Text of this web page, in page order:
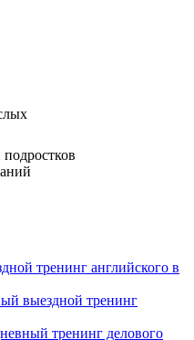
тренинг английского в
выездной тренинг
тренинг делового